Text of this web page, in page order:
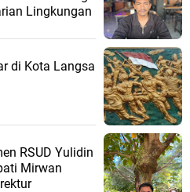
Lingkungan
di Kota Langsa
RSUD Yulidin
Mirwan